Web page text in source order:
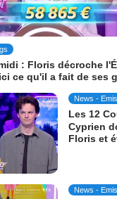
: Floris décroche
ce qu'il a fait de ses
News -
Les 12
Cyprien
Floris et
News -